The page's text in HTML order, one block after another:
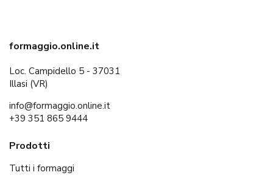
formaggio.online.it
Loc. Campidello 5 - 37031
Illasi (VR)
info@formaggio.online.it
+39 351 865 9444
Prodotti
Tutti i formaggi